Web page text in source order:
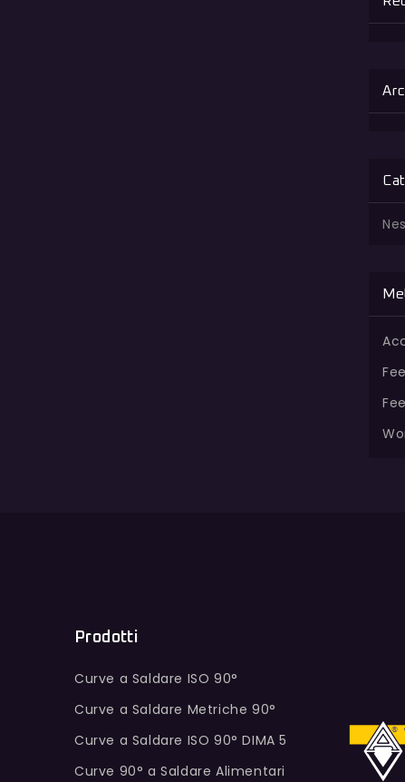
Prodotti
Curve a Saldare ISO 90°
Curve a Saldare Metriche 90°
Curve a Saldare ISO 90° DIMA 5
Curve 90° a Saldare Alimentari